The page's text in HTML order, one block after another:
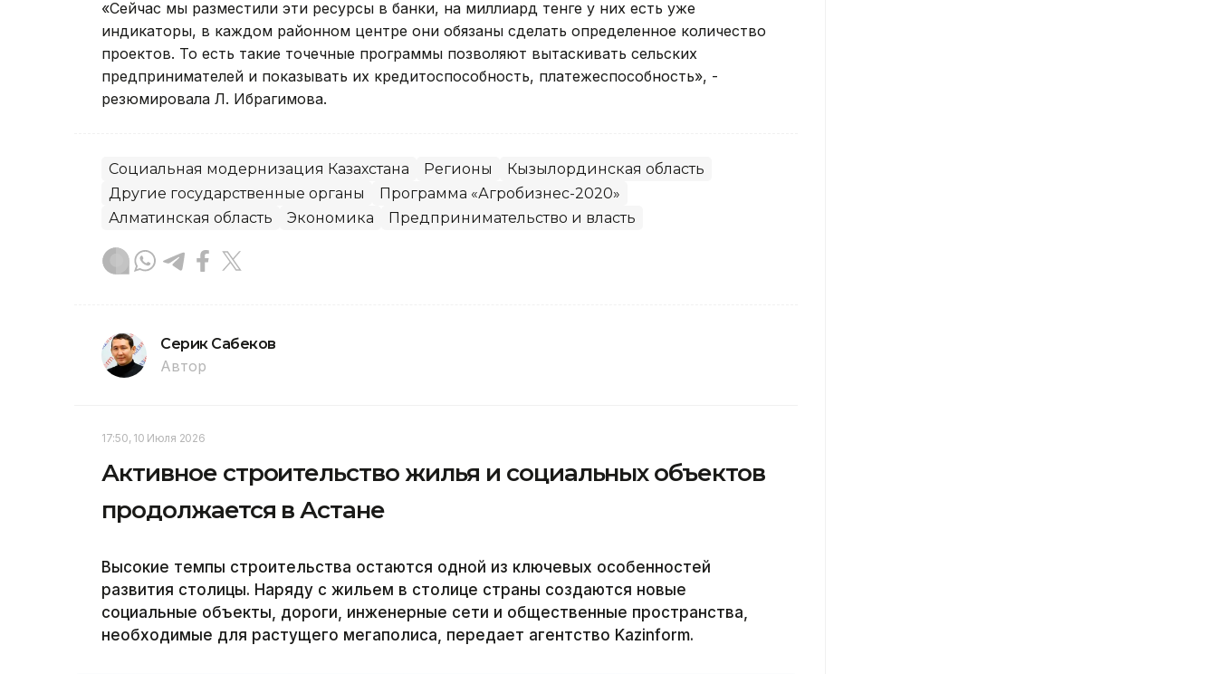
«Сейчас мы разместили эти ресурсы в банки, на миллиард тенге у них есть уже
индикаторы, в каждом районном центре они обязаны сделать определенное количество
проектов. То есть такие точечные программы позволяют вытаскивать сельских
предпринимателей и показывать их кредитоспособность, платежеспособность», -
резюмировала Л. Ибрагимова.
Социальная модернизация Казахстана Регионы
Кызылординская область
Другие государственные органы
Программа «Агробизнес-2020»
Алматинская область
Экономика Предпринимательство и власть
Серик Сабеков
Автор
17:50, 10 Июля 2026
Активное строительство жилья и социальных объектов
продолжается в Астане
Высокие темпы строительства остаются одной из ключевых особенностей
развития столицы. Наряду с жильем в столице страны создаются новые
социальные объекты, дороги, инженерные сети и общественные пространства,
необходимые для растущего мегаполиса, передает агентство Kazinform.